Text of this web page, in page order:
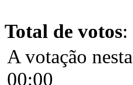
Total de votos:
A votação
00:00